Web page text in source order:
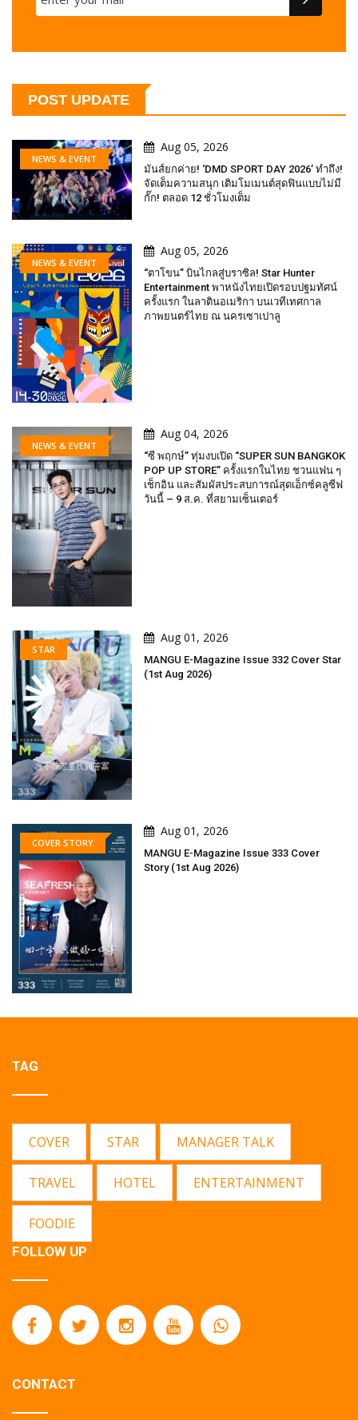
POST UPDATE
NEWS & EVENT
Aug 05, 2026
มันส์ยกค่าย! ‘DMD SPORT DAY 2026’ ทำถึง!
จัดเต็มความสนุก เติมโมเมนต์สุดฟินแบบไม่มี
กั๊ก! ตลอด 12 ชั่วโมงเต็ม
NEWS & EVENT
Aug 05, 2026
“ตาโขน” บินไกลสู่บราซิล! Star Hunter
Entertainment พาหนังไทยเปิดรอบปฐมทัศน์
ครั้งแรก ในลาตินอเมริกา บนเวทีเทศกาล
ภาพยนตร์ไทย ณ นครเซาเปาลู
NEWS & EVENT
Aug 04, 2026
“ซี พฤกษ์” ทุ่มงบเปิด “SUPER SUN BANGKOK
POP UP STORE” ครั้งแรกในไทย ชวนแฟน ๆ
เช็กอิน และสัมผัสประสบการณ์สุดเอ็กซ์คลูซีฟ
วันนี้ – 9 ส.ค. ที่สยามเซ็นเตอร์
STAR
Aug 01, 2026
MANGU E-Magazine Issue 332 Cover Star
(1st Aug 2026)
COVER STORY
Aug 01, 2026
MANGU E-Magazine Issue 333 Cover
Story (1st Aug 2026)
TAG
COVER STAR MANAGER TALK
TRAVEL HOTEL ENTERTAINMENT
FOODIE
FOLLOW UP
CONTACT